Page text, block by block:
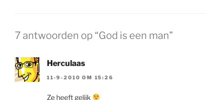
7 antwoorden op “God is een man”
Herculaas
11-9-2010 OM 15:26
Ze heeft gelijk